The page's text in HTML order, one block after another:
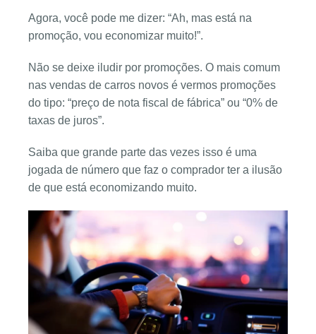
Agora, você pode me dizer: “Ah, mas está na
promoção, vou economizar muito!”.
Não se deixe iludir por promoções. O mais comum
nas vendas de carros novos é vermos promoções
do tipo: “preço de nota fiscal de fábrica” ou “0% de
taxas de juros”.
Saiba que grande parte das vezes isso é uma
jogada de número que faz o comprador ter a ilusão
de que está economizando muito.